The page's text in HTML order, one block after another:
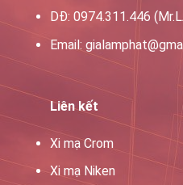
DĐ: 0974.311.446
Email:
Liên kết
Xi mạ Crom
Xi mạ Niken